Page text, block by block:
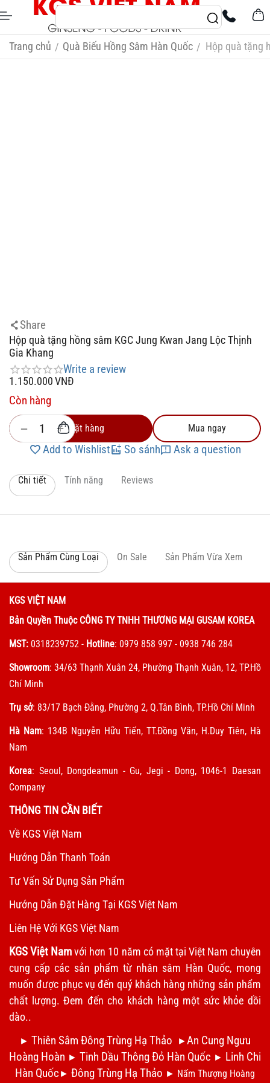
Trang chủ / Quà Biếu Hồng Sâm Hàn Quốc / Hộp quà tặng
Share
Hộp quà tặng hồng sâm KGC Jung Kwan Jang Lộc Thịnh
Gia Khang
Write a review
1.150.000VNĐ
Còn hàng
+
− Đặt hàng Mua ngay
Add to Wishlist So sánh Ask a question
Chi tiết Tính năng Reviews
Sản Phẩm Cùng Loại On Sale Sản Phẩm Vừa Xem
KGS VIỆT NAM
Bản Quyền Thuộc CÔNG TY TNHH THƯƠNG MẠI GUSAM KOREA
MST: 0318239752 - Hotline: 0979 858 997 - 0938 746 284
Showroom: 34/63 Thạnh Xuân 24, Phường Thạnh Xuân, 12, TP.Hồ
Chí Minh
Trụ sở: 83/17 Bạch Đằng, Phường 2, Q.Tân Bình, TP.Hồ Chí Minh
Hà Nam: 134B Nguyễn Hữu Tiến, TT.Đồng Văn, H.Duy Tiên, Hà
Nam
Korea: Seoul, Dongdeamun - Gu, Jegi - Dong, 1046-1 Daesan
Company
THÔNG TIN CẦN BIẾT
Về KGS Việt Nam
Hướng Dẫn Thanh Toán
Tư Vấn Sử Dụng Sản Phẩm
Hướng Dẫn Đặt Hàng Tại KGS Việt Nam
Liên Hệ Với KGS Việt Nam
KGS Việt Namvới hơn 10 năm có mặt tại Việt Nam chuyên
cung cấp các sản phẩm từ nhân sâm Hàn Quốc, mong
muốn được phục vụ đến quý khách hàng những sản phẩm
chất lượng. Đem đến cho khách hàng một sức khỏe dồi
dào..
► Thiên Sâm Đông Trùng Hạ Thảo ►An Cung Ngưu
Hoàng Hoàn ► Tinh Dầu Thông Đỏ Hàn Quốc ► Linh Chi
Hàn Quốc ► Đông Trùng Hạ Thảo ► Nấm Thượng Hoàng